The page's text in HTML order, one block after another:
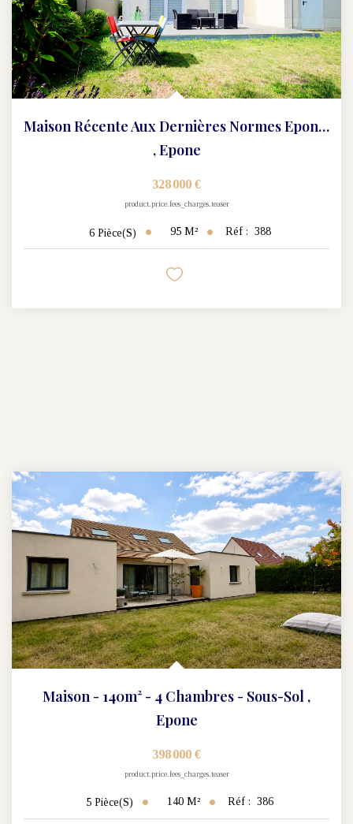
Maison Récente Aux Dernières Normes Epone 6 Pièces 95 M2
,Epone
328 000 €
product.price.fees_charges.teaser
6 Pièce(s) 95 M² Réf : 388
Maison - 140m² - 4 Chambres - Sous-Sol ,
Epone
398 000 €
product.price.fees_charges.teaser
5 Pièce(s) 140 M² Réf : 386